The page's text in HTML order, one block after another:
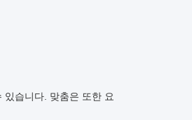
습니다. 맞춤은 또한 요